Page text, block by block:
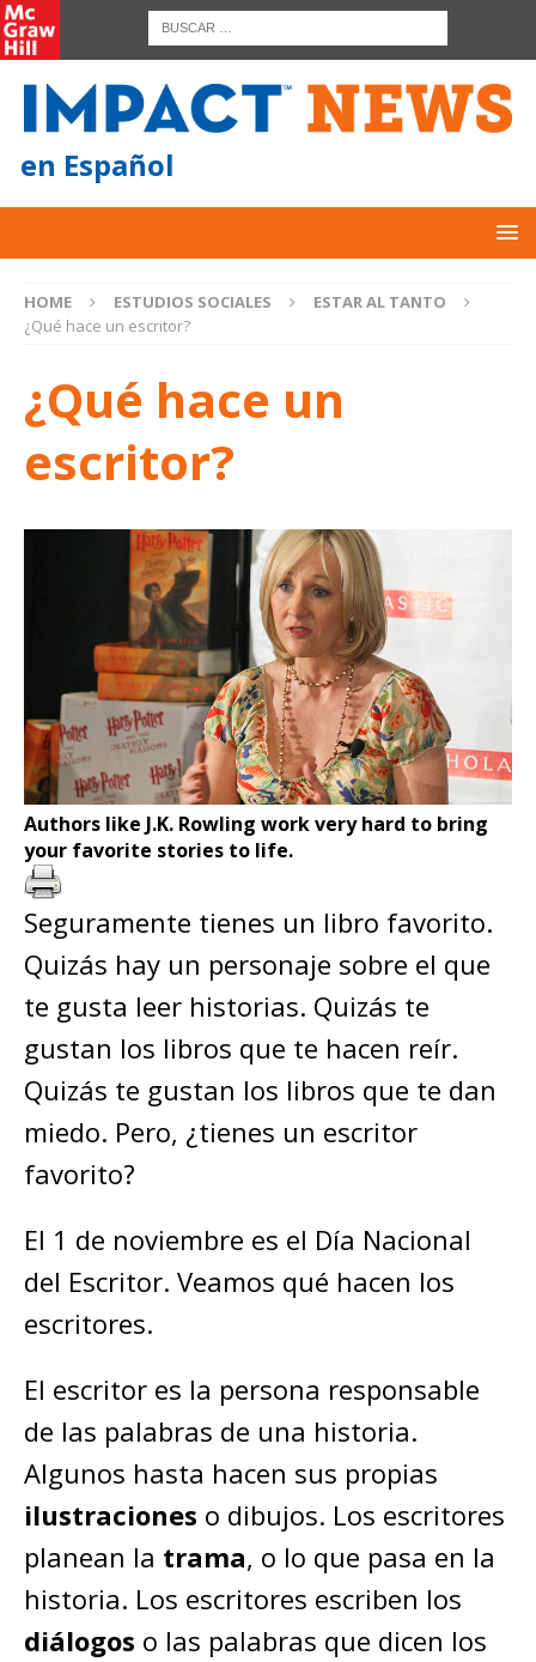
en Español
HOME ESTUDIOS SOCIALES
ESTAR AL TANTO
¿Qué hace un escritor?
¿Qué hace un
escritor?
Authors like J.K. Rowling work very hard to bring
your favorite stories to life.
Seguramente tienes un libro favorito.
Quizás hay un personaje sobre el que
te gusta leer historias. Quizás te
gustan los libros que te hacen reír.
Quizás te gustan los libros que te dan
miedo. Pero, ¿tienes un escritor
favorito?
El 1 de noviembre es el Día Nacional
del Escritor. Veamos qué hacen los
escritores.
El escritor es la persona responsable
de las palabras de una historia.
Algunos hasta hacen sus propias
ilustraciones o dibujos. Los escritores
planean la trama, o lo que pasa en la
historia. Los escritores escriben los
diálogos o las palabras que dicen los